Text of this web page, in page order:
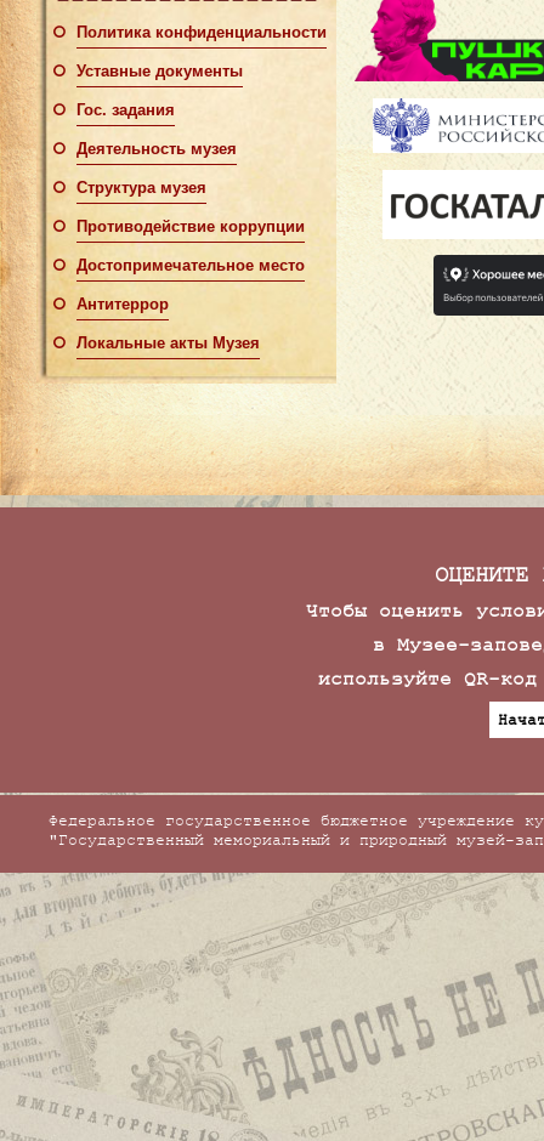
Политика конфиденциальности
Уставные документы
Гос. задания
Деятельность музея
Структура музея
Противодействие коррупции
Достопримечательное место
Антитеррор
Локальные акты Музея
ОЦЕНИТЕ
Чтобы оценить
в Музее-
используйте QR-
Федеральное государственное бюджетное учреждение
"Государственный мемориальный и природный музей-